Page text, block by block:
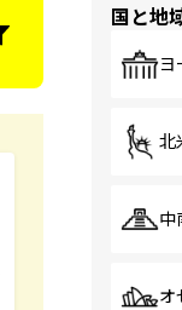
国と地
ヨ
北
中
オ